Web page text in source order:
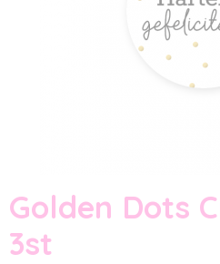
Golden Dots
3st